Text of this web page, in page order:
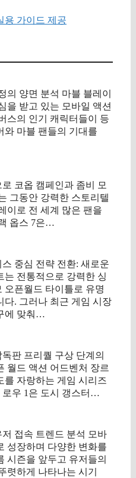
용 가이드 제공
의 양면 분석 마블 블레이
을 받고 있는 모바일 액션
스의 인기 캐릭터들이 등
와 마블 팬들의 기대를
코옵 캠페인과 좀비 모
그동안 강력한 스토리텔
이로 전 세계 많은 팬을
옵스 7은…
중심 전략 전환: 새로운
는 전통적으로 강력한 싱
오픈월드 타이틀로 유명
다. 그러나 최근 게임 시장
에 맞춰…
판 프리퀄 구상 단계의
월드 액션 어드벤처 장르
를 자랑하는 게임 시리즈
로우 1은 도시 갱스터…
접속 트렌드 분석 모바
성장하며 다양한 변화를
시즌을 앞두고 유저들의
렷하게 나타나는 시기